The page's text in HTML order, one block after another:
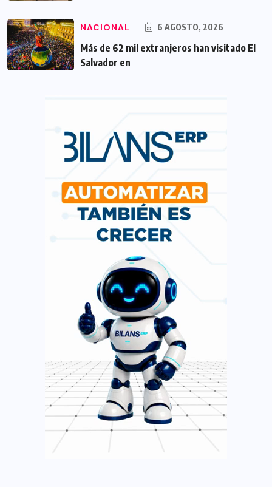
NACIONAL 6 AGOSTO, 2026
Más de 62 mil extranjeros han visitado El
Salvador en